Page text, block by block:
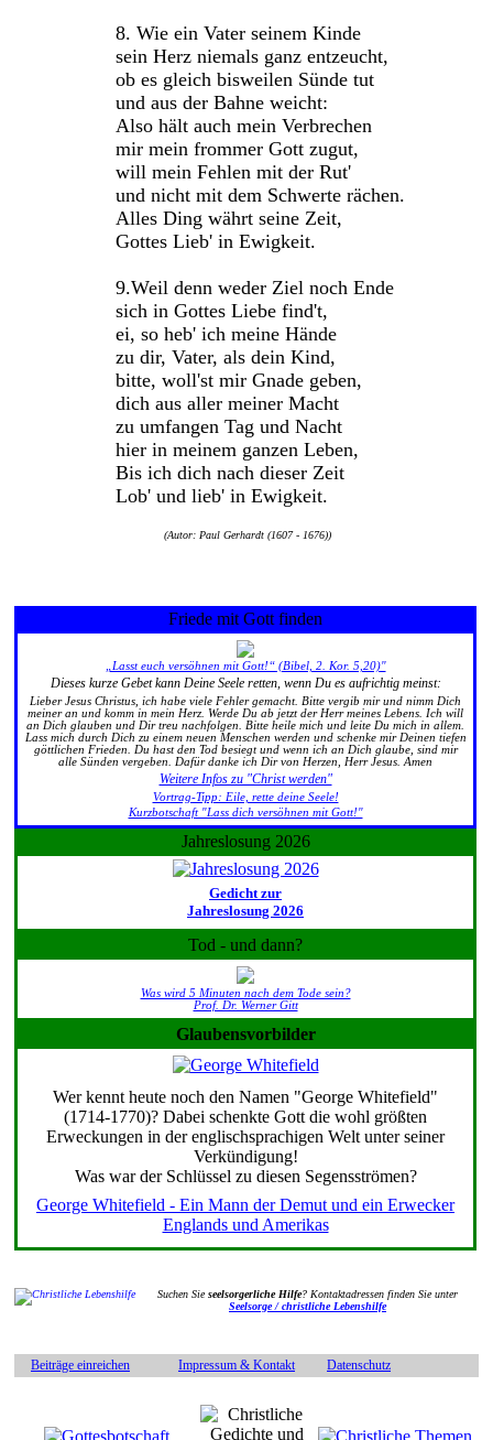
8. Wie ein Vater seinem Kinde
sein Herz niemals ganz entzeucht,
ob es gleich bisweilen Sünde tut
und aus der Bahne weicht:
Also hält auch mein Verbrechen
mir mein frommer Gott zugut,
will mein Fehlen mit der Rut'
und nicht mit dem Schwerte rächen.
Alles Ding währt seine Zeit,
Gottes Lieb' in Ewigkeit.
9.Weil denn weder Ziel noch Ende
sich in Gottes Liebe find't,
ei, so heb' ich meine Hände
zu dir, Vater, als dein Kind,
bitte, woll'st mir Gnade geben,
dich aus aller meiner Macht
zu umfangen Tag und Nacht
hier in meinem ganzen Leben,
Bis ich dich nach dieser Zeit
Lob' und lieb' in Ewigkeit.
(Autor: Paul Gerhardt (1607 - 1676))
Friede mit Gott finden
„Lasst euch versöhnen mit Gott!“ (Bibel, 2. Kor. 5,20)"
Dieses kurze Gebet kann Deine Seele retten, wenn Du es aufrichtig meinst:
Lieber Jesus Christus, ich habe viele Fehler gemacht. Bitte vergib mir und nimm Dich
meiner an und komm in mein Herz. Werde Du ab jetzt der Herr meines Lebens. Ich will
an Dich glauben und Dir treu nachfolgen. Bitte heile mich und leite Du mich in allem.
Lass mich durch Dich zu einem neuen Menschen werden und schenke mir Deinen tiefen
göttlichen Frieden. Du hast den Tod besiegt und wenn ich an Dich glaube, sind mir
alle Sünden vergeben. Dafür danke ich Dir von Herzen, Herr Jesus. Amen
Weitere Infos zu "Christ werden"
Vortrag-Tipp: Eile, rette deine Seele!
Kurzbotschaft "Lass dich versöhnen mit Gott!"
Jahreslosung 2026
Gedicht zur
Jahreslosung 2026
Tod - und dann?
Was wird 5 Minuten nach dem Tode sein?
Prof. Dr. Werner Gitt
Glaubensvorbilder
Wer kennt heute noch den Namen "George Whitefield"
(1714-1770)? Dabei schenkte Gott die wohl größten
Erweckungen in der englischsprachigen Welt unter seiner
Verkündigung!
Was war der Schlüssel zu diesen Segensströmen?
George Whitefield - Ein Mann der Demut und ein Erwecker
Englands und Amerikas
Suchen Sieseelsorgerliche Hilfe? Kontaktadressen finden Sie unter
Seelsorge / christliche Lebenshilfe
Beiträge einreichen Impressum & Kontakt Datenschutz